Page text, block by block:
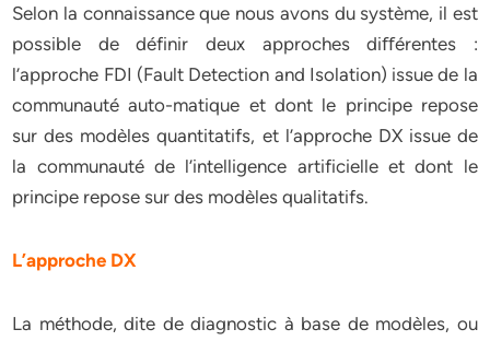
Selon la connaissance que nous avons du système, il est
possible de définir deux approches diﬀérentes :
l’approche FDI (Fault Detection and Isolation) issue de la
communauté auto-matique et dont le principe repose
sur des modèles quantitatifs, et l’approche DX issue de
la communauté de l’intelligence artificielle et dont le
principe repose sur des modèles qualitatifs.
L’approche DX
La méthode, dite de diagnostic à base de modèles, ou